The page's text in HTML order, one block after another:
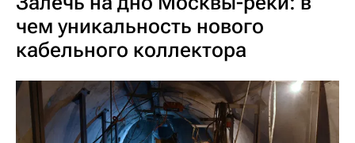
чем уникальность нового
кабельного коллектора